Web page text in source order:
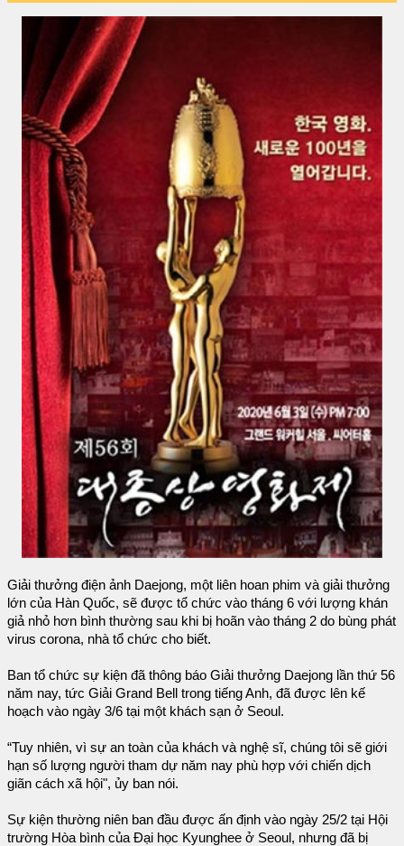
Giải thưởng điện ảnh Daejong, một liên hoan phim và giải thưởng
lớn của Hàn Quốc, sẽ được tổ chức vào tháng 6 với lượng khán
giả nhỏ hơn bình thường sau khi bị hoãn vào tháng 2 do bùng phát
virus corona, nhà tổ chức cho biết.
Ban tổ chức sự kiện đã thông báo Giải thưởng Daejong lần thứ 56
năm nay, tức Giải Grand Bell trong tiếng Anh, đã được lên kế
hoạch vào ngày 3/6 tại một khách sạn ở Seoul.
“Tuy nhiên, vì sự an toàn của khách và nghệ sĩ, chúng tôi sẽ giới
hạn số lượng người tham dự năm nay phù hợp với chiến dịch
giãn cách xã hội", ủy ban nói.
Sự kiện thường niên ban đầu được ấn định vào ngày 25/2 tại Hội
trường Hòa bình của Đại học Kyunghee ở Seoul, nhưng đã bị